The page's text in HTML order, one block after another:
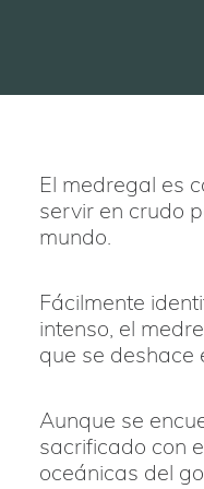
El medregal es
servir en crudo
mundo.
Fácilmente
intenso, el
que se deshace
Aunque se
sacrificado con
oceánicas del